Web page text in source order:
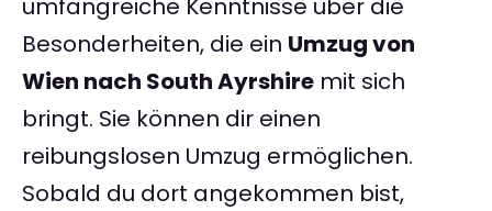
umfangreiche Kenntnisse über die
Besonderheiten, die ein Umzug von
Wien nach South Ayrshire mit sich
bringt. Sie können dir einen
reibungslosen Umzug ermöglichen.
Sobald du dort angekommen bist,